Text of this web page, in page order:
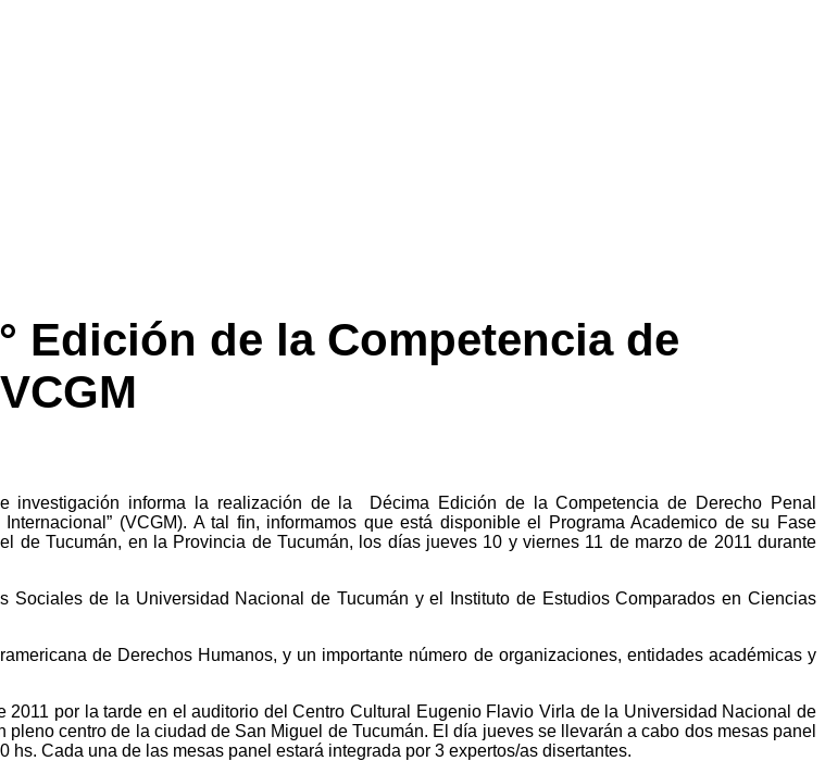
Edición de la Competencia de
investigación informa la realización de la Décima Edición de la Competencia de Derecho Penal
(VCGM). A tal fin, informamos que está disponible el Programa Academico de su Fase
Tucumán, en la Provincia de Tucumán, los días jueves 10 y viernes 11 de marzo de 2011 durante
de la Universidad Nacional de Tucumán y el Instituto de Estudios Comparados en Ciencias
de Derechos Humanos, y un importante número de organizaciones, entidades académicas y
por la tarde en el auditorio del Centro Cultural Eugenio Flavio Virla de la Universidad Nacional de
centro de la ciudad de San Miguel de Tucumán. El día jueves se llevarán a cabo dos mesas panel
Cada una de las mesas panel estará integrada por 3 expertos/as disertantes.